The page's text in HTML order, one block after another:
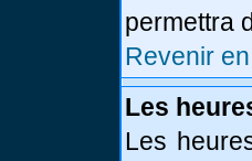
permettra
Revenir
Les
Les